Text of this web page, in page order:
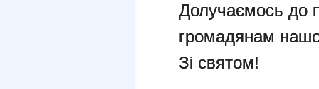
Долучаємось до
громадянам
Зі святом!